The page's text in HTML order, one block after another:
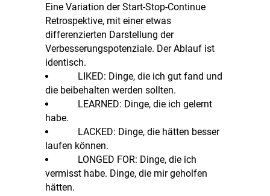
Eine Variation der Start-Stop-Continue
Retrospektive, mit einer etwas
differenzierten Darstellung der
Verbesserungspotenziale. Der Ablauf ist
identisch.
LIKED: Dinge, die ich gut fand und
die beibehalten werden sollten.
LEARNED: Dinge, die ich gelernt
habe.
LACKED: Dinge, die hätten besser
laufen können.
LONGED FOR: Dinge, die ich
vermisst habe. Dinge, die mir geholfen
hätten.